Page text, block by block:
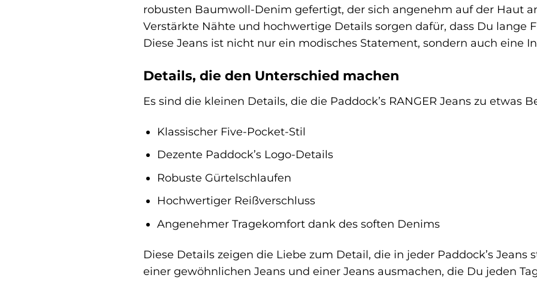
robusten Baumwoll-Denim gefertigt, der sich angenehm auf der Haut
Verstärkte Nähte und hochwertige Details sorgen dafür, dass Du lange
Diese Jeans ist nicht nur ein modisches Statement, sondern auch eine
Details, die den Unterschied machen
Es sind die kleinen Details, die die Paddock’s RANGER Jeans zu etwas
Klassischer Five-Pocket-Stil
Dezente Paddock’s Logo-Details
Robuste Gürtelschlaufen
Hochwertiger Reißverschluss
Angenehmer Tragekomfort dank des soften Denims
Diese Details zeigen die Liebe zum Detail, die in jeder Paddock’s Jeans
einer gewöhnlichen Jeans und einer Jeans ausmachen, die Du jeden